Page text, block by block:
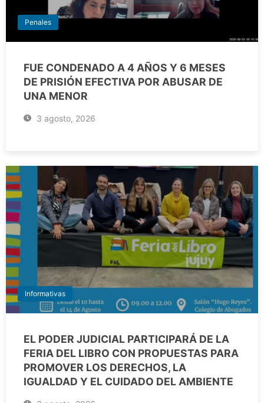
Penales
FUE CONDENADO A 4 AÑOS Y 6 MESES
DE PRISIÓN EFECTIVA POR ABUSAR DE
UNA MENOR
3 agosto, 2026
Informativas
EL PODER JUDICIAL PARTICIPARÁ DE LA
FERIA DEL LIBRO CON PROPUESTAS PARA
PROMOVER LOS DERECHOS, LA
IGUALDAD Y EL CUIDADO DEL AMBIENTE